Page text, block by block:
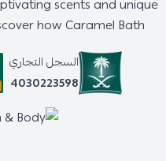
scents and unique
how Caramel Bath
السجل التجاري
4030223598